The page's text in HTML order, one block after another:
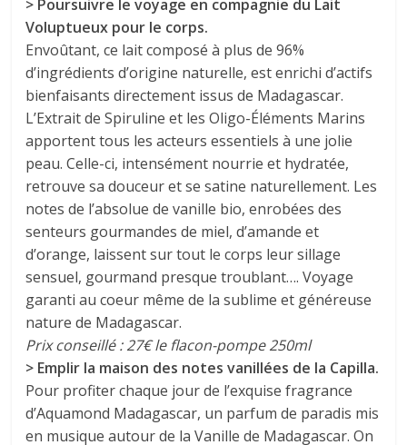
> Poursuivre le voyage en compagnie du Lait
Voluptueux pour le corps.
Envoûtant, ce lait composé à plus de 96%
d’ingrédients d’origine naturelle, est enrichi d’actifs
bienfaisants directement issus de Madagascar.
L’Extrait de Spiruline et les Oligo-Éléments Marins
apportent tous les acteurs essentiels à une jolie
peau. Celle-ci, intensément nourrie et hydratée,
retrouve sa douceur et se satine naturellement. Les
notes de l’absolue de vanille bio, enrobées des
senteurs gourmandes de miel, d’amande et
d’orange, laissent sur tout le corps leur sillage
sensuel, gourmand presque troublant…. Voyage
garanti au coeur même de la sublime et généreuse
nature de Madagascar.
Prix conseillé : 27€ le flacon-pompe 250ml
> Emplir la maison des notes vanillées de la Capilla.
Pour profiter chaque jour de l’exquise fragrance
d’Aquamond Madagascar, un parfum de paradis mis
en musique autour de la Vanille de Madagascar. On